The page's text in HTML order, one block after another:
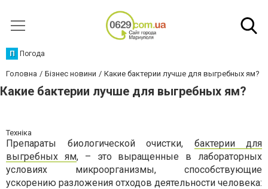
П Погода
Головна Бізнес новини Какие бактерии лучше для выгребных ям?
Какие бактерии лучше для выгребных ям?
Техніка
Препараты биологической очистки, бактерии для
выгребных ям, – это выращенные в лабораторных
условиях микроорганизмы, способствующие
ускорению разложения отходов деятельности человека: